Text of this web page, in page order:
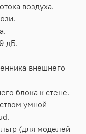
воздуха.
дБ.
внешнего
блока к стене.
умной
(для моделей